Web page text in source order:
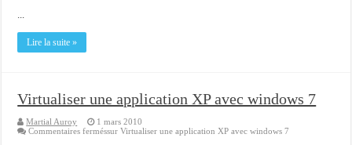
...
Lire la suite »
Virtualiser une application XP avec windows 7
Martial Auroy
1 mars 2010
Commentaires ferméssur Virtualiser une application XP avec windows 7